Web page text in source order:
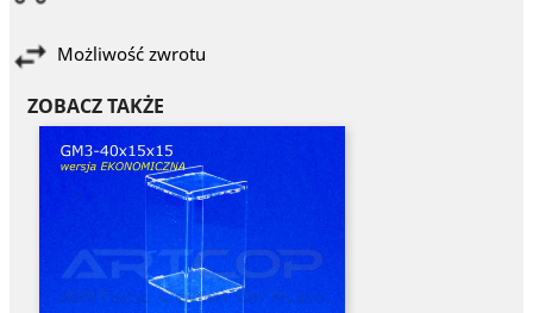
Możliwość zwrotu
ZOBACZ TAKŻE